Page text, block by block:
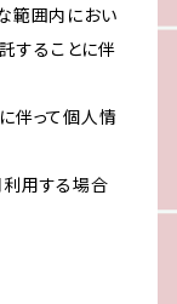
範囲内におい
することに伴
伴って個人情
利用する場合